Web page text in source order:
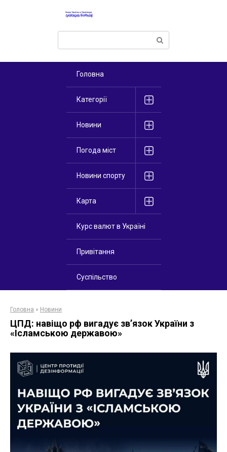
Поиск:
Головна
Категорії
Новини
Погода міст
Новини спорту
Карта
Курс валют в Україні
Привітання
Суспільство
Головна » Новини
ЦПД: навіщо рф вигадує звʼязок України з
«Ісламською державою»